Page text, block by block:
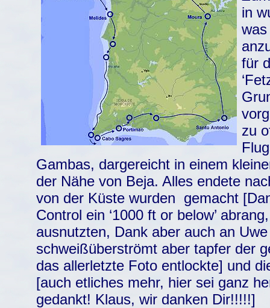
in
für
zu
Gambas, dargereicht in einem
der Nähe von Beja. Alles endete
von der Küste wurden gemacht
Control ein ‘1000 ft or below’
ausnutzten, Dank aber auch an
schweißüberströmt aber tapfer der
das allerletzte Foto entlockte] und
[auch etliches mehr, hier sei ganz
gedankt! Klaus, wir danken Dir!!!!!]